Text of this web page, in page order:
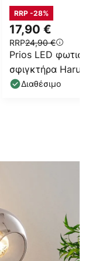
17,90 €
RRP24,90 €
RRP -28%
Prios LED
σφιγκτήρα
Διαθέσιμο